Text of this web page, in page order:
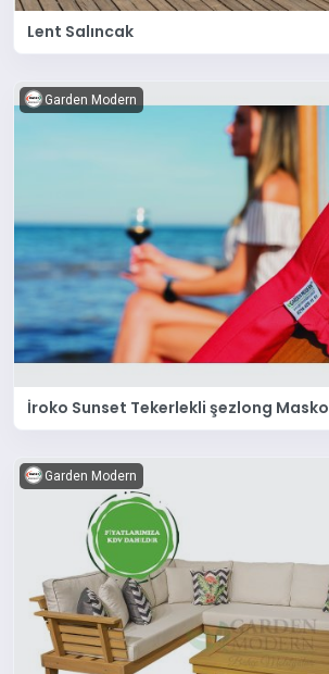
Lent Salıncak
Garden Modern
İroko Sunset Tekerlekli şezlong Masko
Garden Modern